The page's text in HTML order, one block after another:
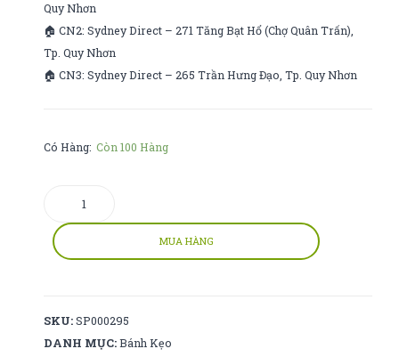
Quy Nhơn
🏠 CN2: Sydney Direct – 271 Tăng Bạt Hổ (Chợ Quân Trấn),
Tp. Quy Nhơn
🏠 CN3: Sydney Direct – 265 Trần Hưng Đạo, Tp. Quy Nhơn
Có Hàng: Còn 100 Hàng
số
lượng
MUA HÀNG
SKU: SP000295
DANH MỤC: Bánh Kẹo